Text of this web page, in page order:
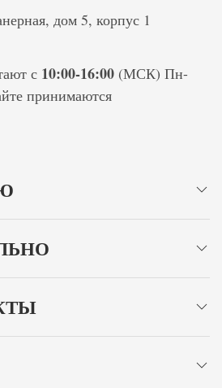
дом 5, корпус 1
с 10:00-16:00(МСК) Пн-
принимаются